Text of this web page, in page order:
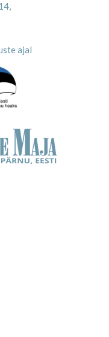
ajal